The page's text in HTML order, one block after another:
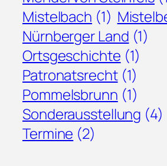
Mistelbach (1)
Nürnberger Land (1)
Ortsgeschichte (1)
Patronatsrecht (1)
Pommelsbrunn (1)
Sonderausstellung (4)
Termine (2)